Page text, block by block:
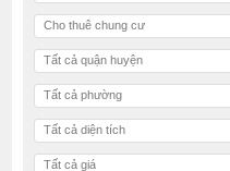
Cho thuê chung cư
Tất cả quận huyện
Tất cả phường
Tất cả diện tích
Tất cả giá